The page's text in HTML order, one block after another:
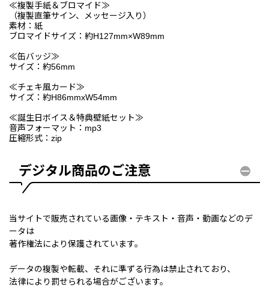
≪複製手紙＆ブロマイド≫
（複製直筆サイン、メッセージ入り）
素材：紙
ブロマイドサイズ：約H127mm×W89mm
≪缶バッジ≫
サイズ：約56mm
≪チェキ風カード≫
サイズ：約H86mmxW54mm
≪誕生日ボイス＆特典壁紙セット≫
音声フォーマット：mp3
圧縮形式：zip
デジタル商品のご注意
当サイトで販売されている画像・テキスト・音声・動画などのデ
ータは
著作権法により保護されています。
データの複製や転載、それに準ずる行為は禁止されており、
法律により罰せられる場合がございます。